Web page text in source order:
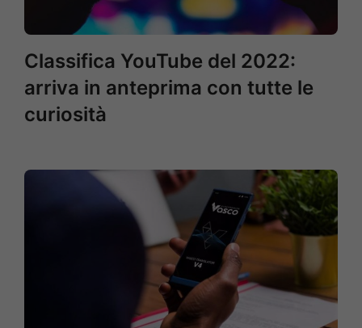
Classifica YouTube del 2022:
arriva in anteprima con tutte le
curiosità